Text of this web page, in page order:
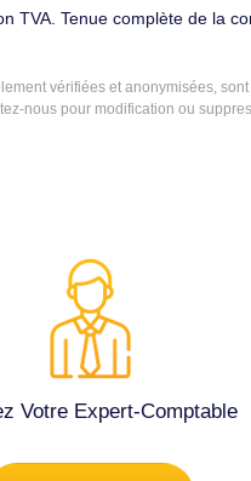
TVA. Tenue complète de la
vérifiées et anonymisées,
nous pour modification ou
Votre Expert-Comptable